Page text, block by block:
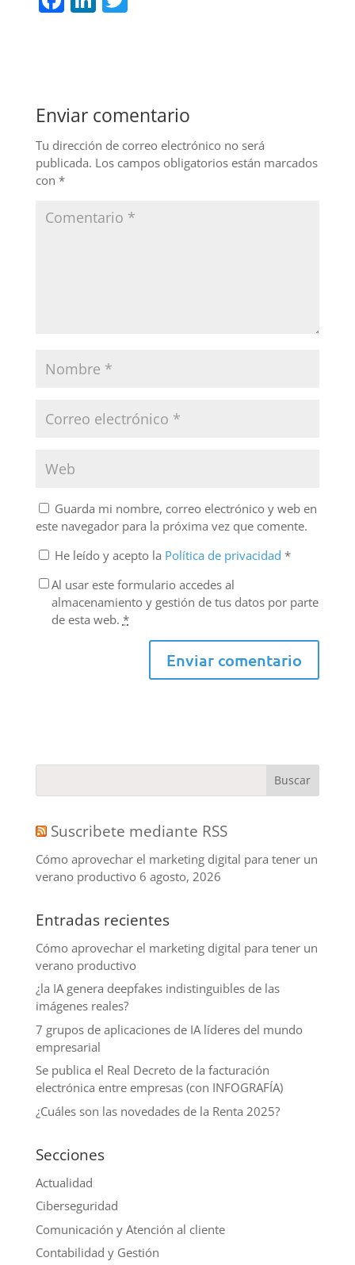
b
o
o
k
n
Enviar comentario
Tu dirección de correo electrónico no será
publicada. Los campos obligatorios están marcados
con *
Guarda mi nombre, correo electrónico y web en
este navegador para la próxima vez que comente.
He leído y acepto la Política de privacidad *
Al usar este formulario accedes al
almacenamiento y gestión de tus datos por parte
de esta web. *
Suscribete mediante RSS
Cómo aprovechar el marketing digital para tener un
verano productivo 6 agosto, 2026
Entradas recientes
Cómo aprovechar el marketing digital para tener un
verano productivo
¿la IA genera deepfakes indistinguibles de las
imágenes reales?
7 grupos de aplicaciones de IA líderes del mundo
empresarial
Se publica el Real Decreto de la facturación
electrónica entre empresas (con INFOGRAFÍA)
¿Cuáles son las novedades de la Renta 2025?
Secciones
Actualidad
Ciberseguridad
Comunicación y Atención al cliente
Contabilidad y Gestión